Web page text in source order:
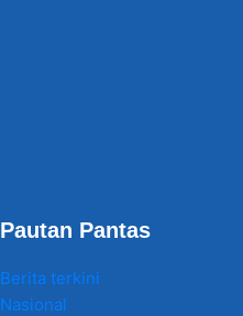
Pautan Pantas
Berita terkini
Nasional